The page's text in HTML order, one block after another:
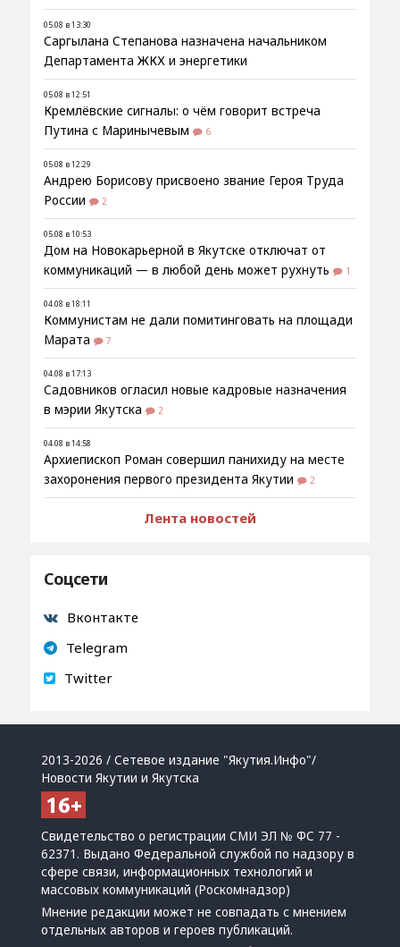
05.08 в 13:30
Саргылана Степанова назначена начальником
Департамента ЖКХ и энергетики
05.08 в 12:51
Кремлёвские сигналы: о чём говорит встреча
Путина с Маринычевым
6
05.08 в 12:29
Андрею Борисову присвоено звание Героя Труда
России
2
05.08 в 10:53
Дом на Новокарьерной в Якутске отключат от
коммуникаций — в любой день может рухнуть
1
04.08 в 18:11
Коммунистам не дали помитинговать на площади
Марата
7
04.08 в 17:13
Садовников огласил новые кадровые назначения
в мэрии Якутска
2
04.08 в 14:58
Архиепископ Роман совершил панихиду на месте
захоронения первого президента Якутии
2
Лента новостей
Соцсети
Вконтакте
Telegram
Twitter
2013-2026 / Сетевое издание "Якутия.Инфо"/
Новости Якутии и Якутска
Свидетельство о регистрации СМИ ЭЛ № ФС 77 -
62371. Выдано Федеральной службой по надзору в
сфере связи, информационных технологий и
массовых коммуникаций (Роскомнадзор)
Мнение редакции может не совпадать с мнением
отдельных авторов и героев публикаций.